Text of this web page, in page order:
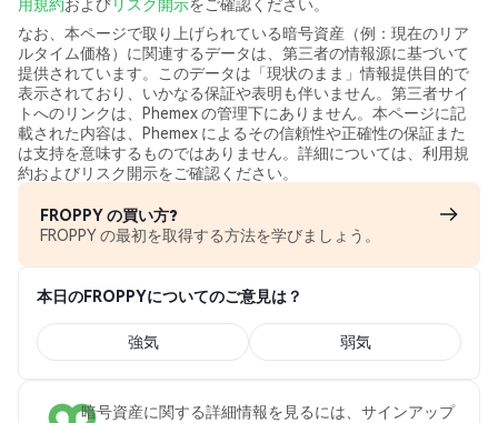
なお、本ページで取り上げられている暗号資産（例：現在のリア
ルタイム価格）に関連するデータは、第三者の情報源に基づいて
提供されています。このデータは「現状のまま」情報提供目的で
表示されており、いかなる保証や表明も伴いません。第三者サイ
トへのリンクは、Phemex の管理下にありません。本ページに記
載された内容は、Phemex によるその信頼性や正確性の保証また
は支持を意味するものではありません。詳細については、利用規
約およびリスク開示をご確認ください。
FROPPY の買い方?
FROPPY の最初を取得する方法を学びましょう。
本日のFROPPYについてのご意見は？
強気 弱気
暗号資産に関する詳細情報を見るには、サインアップ